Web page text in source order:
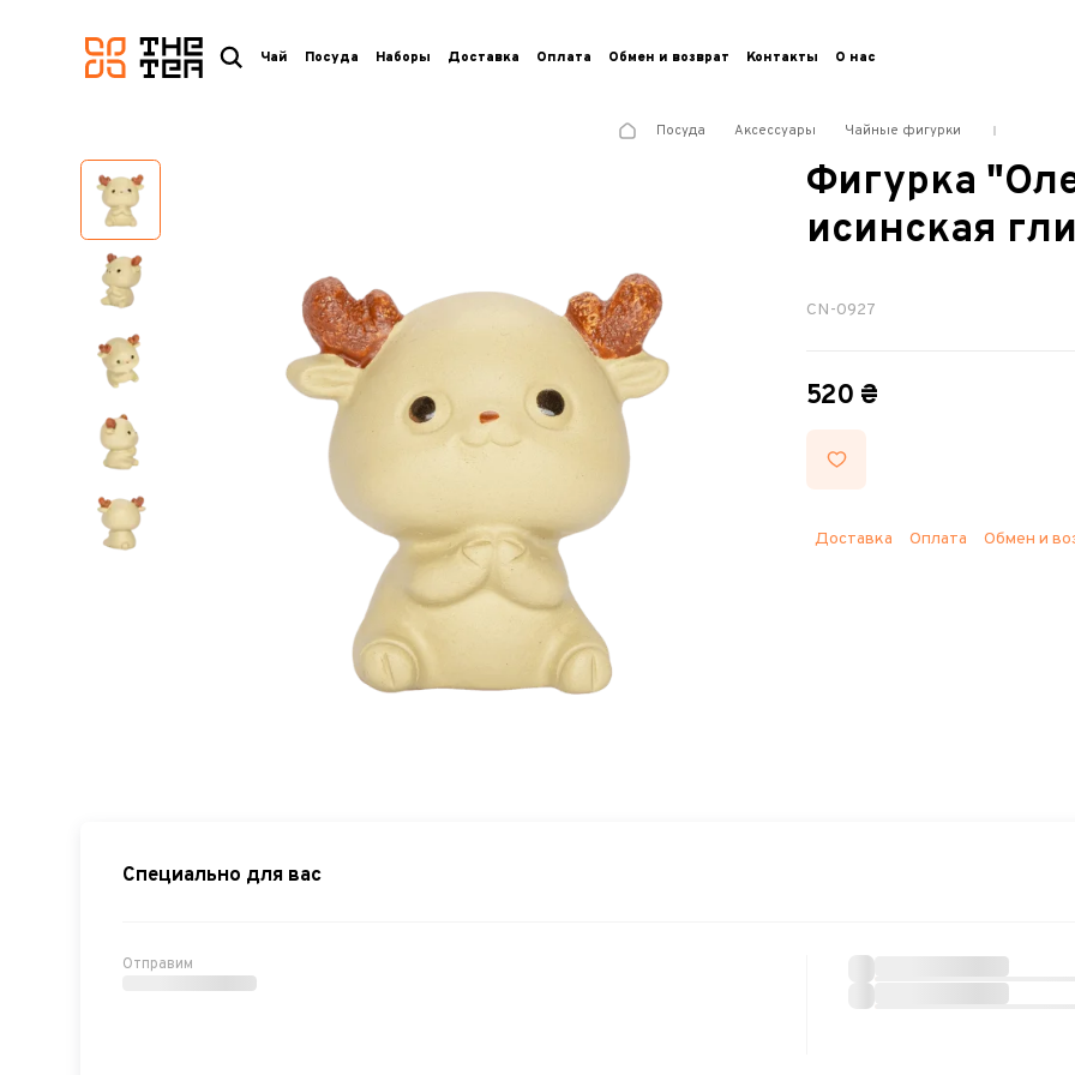
логотип
Чай Посуда Наборы Доставка Оплата Обмен и возврат Контакты О нас
Посуда Аксессуары Чайные фигурки
Фигурка
исинская
CN-0927
520 ₴
Доставка Оплата Обмен и
Специально для вас
Отправим